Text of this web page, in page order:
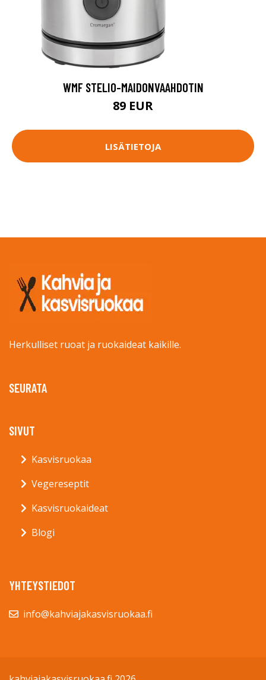
WMF STELIO-MAIDONVAAHDOTIN
89 EUR
LISÄTIETOJA
Herkulliset ruoat ja ruokaideat kaikille.
SEURATA
SIVUT
Kasvisruokaa
Vegereseptit
Kasvisruokaideat
Blogi
YHTEYSTIEDOT
info@kahviajakasvisruokaa.fi